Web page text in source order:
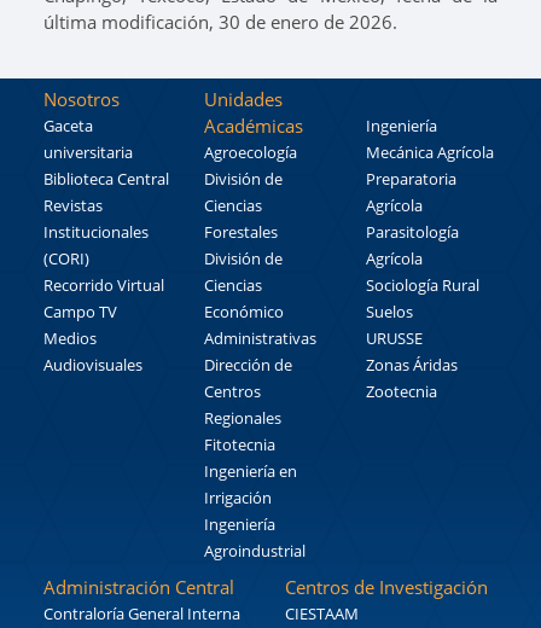
última modificación, 30 de enero de 2026.
Nosotros
Gaceta
universitaria
Biblioteca Central
Revistas
Institucionales
(CORI)
Recorrido Virtual
Campo TV
Medios
Audiovisuales
Unidades
Académicas
Agroecología
División de
Ciencias
Forestales
División de
Ciencias
Económico
Administrativas
Dirección de
Centros
Regionales
Fitotecnia
Ingeniería en
Irrigación
Ingeniería
Agroindustrial
Ingeniería
Mecánica Agrícola
Preparatoria
Agrícola
Parasitología
Agrícola
Sociología Rural
Suelos
URUSSE
Zonas Áridas
Zootecnia
Administración Central
Contraloría General Interna
Centros de Investigación
CIESTAAM